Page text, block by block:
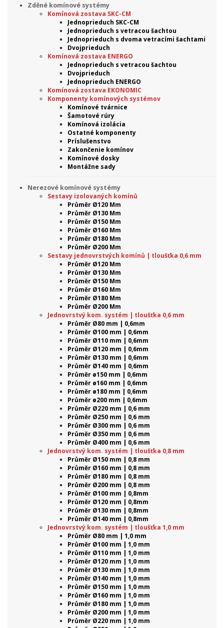
Zděné komínové systémy
Komínová zostava SKC-CM
Jednoprieduch SKC-CM
Jednoprieduch s vetracou šachtou
Jednoprieduch s dvoma vetracími šachtami
Dvojprieduch
Komínová zostava ENERGO
Jednoprieduch s vetracou šachtou
Dvojprieduch
Jednoprieduch ENERGO
Komínová zostava EKONOMIC
Komponenty komínových systémov
Komínové tvárnice
Šamotové rúry
Komínová izolácia
Ostatné komponenty
Príslušenstvo
Zakončenie komínov
Komínové dosky
Montážne sady
Nerezové komínové systémy
Sestavy izolovaných komínů
Průměr Ø120 Mm
Průměr Ø130 Mm
Průměr Ø150 Mm
Průměr Ø160 Mm
Průměr Ø180 Mm
Průměr Ø200 Mm
Sestavy jednovrstvých komínů | tloušťka 0,6 mm
Průměr Ø120 Mm
Průměr Ø130 Mm
Průměr Ø150 Mm
Průměr Ø160 Mm
Průměr Ø180 Mm
Průměr Ø200 Mm
Jednovrstvý kom. systém | tloušťka 0,6 mm
Průměr Ø80 mm | 0,6mm
Průměr Ø100 mm | 0,6mm
Průměr Ø110 mm | 0,6mm
Průměr Ø120 mm | 0,6mm
Průměr Ø130 mm | 0,6mm
Průměr Ø140 mm | 0,6mm
Průměr ø150 mm | 0,6mm
Průměr ø160 mm | 0,6mm
Průměr ø180 mm | 0,6mm
Průměr ø200 mm | 0,6mm
Průměr Ø220 mm | 0,6 mm
Průměr Ø250 mm | 0,6 mm
Průměr Ø300 mm | 0,6 mm
Průměr Ø350 mm | 0,6 mm
Průměr Ø400 mm | 0,6 mm
Jednovrstvý kom. systém | tloušťka 0,8 mm
Průměr Ø150 mm | 0,8 mm
Průměr Ø160 mm | 0,8 mm
Průměr Ø180 mm | 0,8 mm
Průměr Ø200 mm | 0,8 mm
Průměr Ø100 mm | 0,8mm
Průměr Ø120 mm | 0,8mm
Průměr Ø130 mm | 0,8mm
Průměr Ø140 mm | 0,8mm
Jednovrstvý kom. systém | tloušťka 1,0 mm
Průměr Ø80 mm | 1,0 mm
Průměr Ø100 mm | 1,0 mm
Průměr Ø110 mm | 1,0 mm
Průměr Ø120 mm | 1,0 mm
Průměr Ø130 mm | 1,0 mm
Průměr Ø140 mm | 1,0 mm
Průměr Ø150 mm | 1,0 mm
Průměr Ø160 mm | 1,0 mm
Průměr Ø180 mm | 1,0 mm
Průměr Ø200 mm | 1,0 mm
Průměr Ø220 mm | 1,0 mm